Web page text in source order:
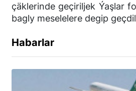
çäklerinde geçiriljek Ýaşlar
bagly meselelere degip
Habarlar